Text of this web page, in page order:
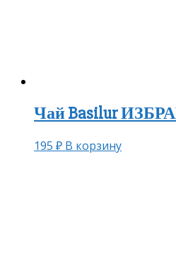
Чай Basilur
195 ₽ В корзину